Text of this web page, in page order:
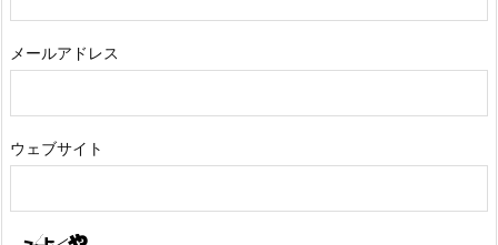
メールアドレス
ウェブサイト